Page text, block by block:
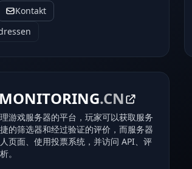
Kontakt
MONITORING.CN
游戏服务器的平台，玩家可以获取服务
的筛选器和经过验证的评价，而服务器
页面、使用投票系统，并访问 API、评
。